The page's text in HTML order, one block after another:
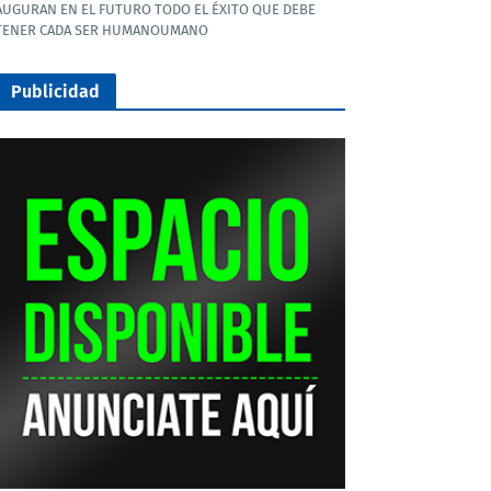
EN EL FUTURO TODO EL ÉXITO QUE DEBE
CADA SER HUMANOUMANO
Publicidad